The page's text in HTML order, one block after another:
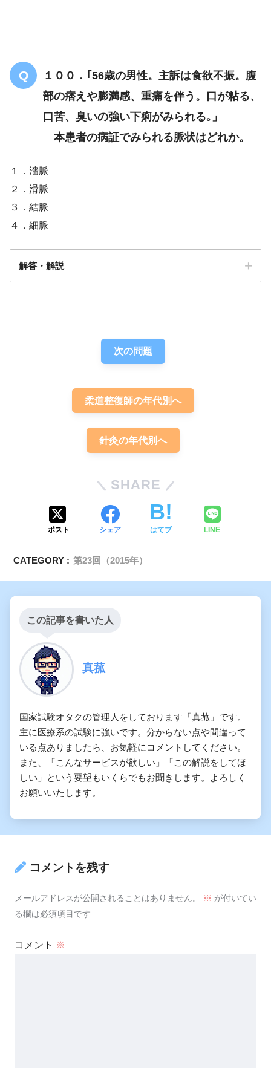
１００．｢56歳の男性。主訴は食欲不振。腹
部の痞えや膨満感、重痛を伴う。口が粘る、
口苦、臭いの強い下痢がみられる｡」
本患者の病証でみられる脈状はどれか。
１．濇脈
２．滑脈
３．結脈
４．細脈
解答・解説
口が粘る、口苦、臭いの強い下痢
湿熱
次の問題
柔道整復師の年代別へ
針灸の年代別へ
SHARE
ポスト シェア はてブ LINE
CATEGORY : 第23回（2015年）
この記事を書いた人
真菰
国家試験オタクの管理人をしております「真菰」です。
主に医療系の試験に強いです。分からない点や間違って
いる点ありましたら、お気軽にコメントしてください。
また、「こんなサービスが欲しい」「この解説をしてほ
しい」という要望もいくらでもお聞きします。よろしく
お願いいたします。
コメントを残す
メールアドレスが公開されることはありません。 ※ が付いてい
る欄は必須項目です
コメント ※